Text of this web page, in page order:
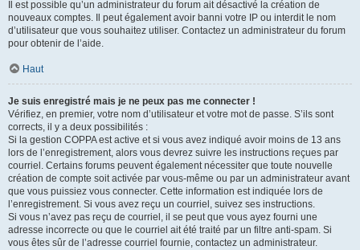
Il est possible qu’un administrateur du forum ait désactivé la création de
nouveaux comptes. Il peut également avoir banni votre IP ou interdit le nom
d’utilisateur que vous souhaitez utiliser. Contactez un administrateur du forum
pour obtenir de l’aide.
Haut
Je suis enregistré mais je ne peux pas me connecter !
Vérifiez, en premier, votre nom d’utilisateur et votre mot de passe. S’ils sont
corrects, il y a deux possibilités :
Si la gestion COPPA est active et si vous avez indiqué avoir moins de 13 ans
lors de l’enregistrement, alors vous devrez suivre les instructions reçues par
courriel. Certains forums peuvent également nécessiter que toute nouvelle
création de compte soit activée par vous-même ou par un administrateur avant
que vous puissiez vous connecter. Cette information est indiquée lors de
l’enregistrement. Si vous avez reçu un courriel, suivez ses instructions.
Si vous n’avez pas reçu de courriel, il se peut que vous ayez fourni une
adresse incorrecte ou que le courriel ait été traité par un filtre anti-spam. Si
vous êtes sûr de l’adresse courriel fournie, contactez un administrateur.